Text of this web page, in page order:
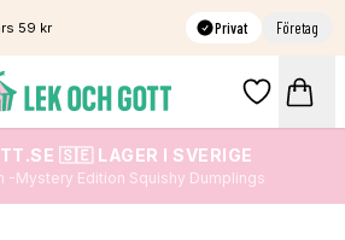
59 kr Privat Företag
🇸🇪 LAGER I SVERIGE
-Mystery Edition Squishy Dumplings